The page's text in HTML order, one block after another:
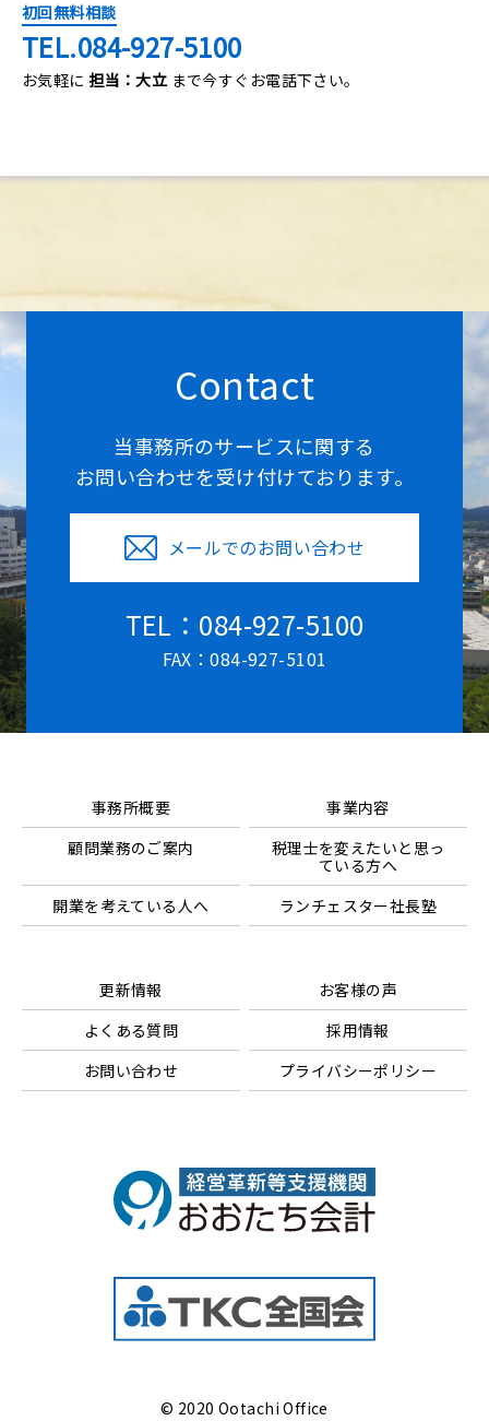
初回無料相談
TEL.084-927-5100
お気軽に担当：大立まで今すぐお電話下さい。
Contact
当事務所のサービスに関する
お問い合わせを受け付けております。
メールでのお問い合わせ
TEL：084-927-5100
FAX：084-927-5101
事務所概要
事業内容
顧問業務のご案内
税理士を変えたいと思っ
ている方へ
開業を考えている人へ
ランチェスター社長塾
更新情報
お客様の声
よくある質問
採用情報
お問い合わせ
プライバシーポリシー
© 2020 Ootachi Office